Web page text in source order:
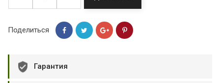
Поделиться
Гарантия